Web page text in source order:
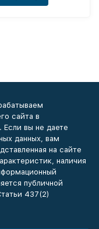
сайта в
Если вы не даете
данных, вам
на сайте
наличия
публичной
437(2)